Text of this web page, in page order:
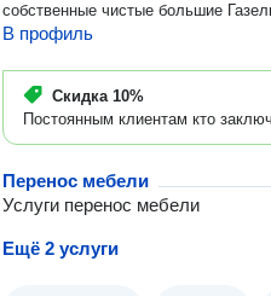
собственные чистые большие
В профиль
Скидка 10%
Постоянным клиентам кто
Перенос мебели
Услуги перенос мебели
Ещё 2 услуги